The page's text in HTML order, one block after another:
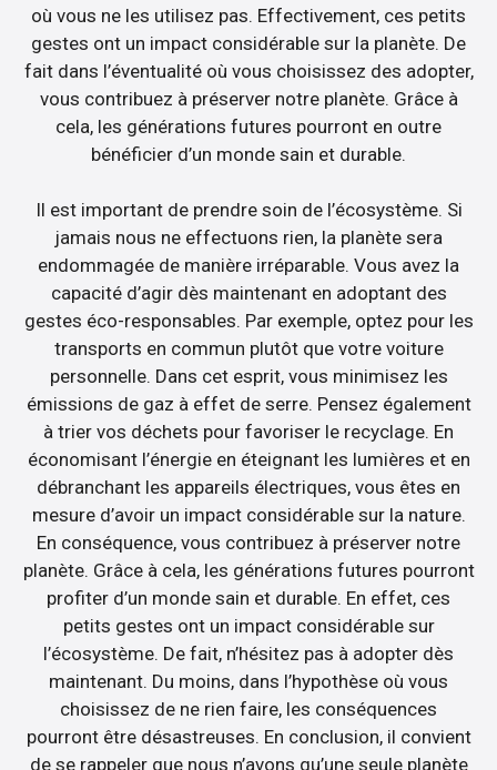
où vous ne les utilisez pas. Effectivement, ces petits
gestes ont un impact considérable sur la planète. De
fait dans l’éventualité où vous choisissez des adopter,
vous contribuez à préserver notre planète. Grâce à
cela, les générations futures pourront en outre
bénéficier d’un monde sain et durable.
Il est important de prendre soin de l’écosystème. Si
jamais nous ne effectuons rien, la planète sera
endommagée de manière irréparable. Vous avez la
capacité d’agir dès maintenant en adoptant des
gestes éco-responsables. Par exemple, optez pour les
transports en commun plutôt que votre voiture
personnelle. Dans cet esprit, vous minimisez les
émissions de gaz à effet de serre. Pensez également
à trier vos déchets pour favoriser le recyclage. En
économisant l’énergie en éteignant les lumières et en
débranchant les appareils électriques, vous êtes en
mesure d’avoir un impact considérable sur la nature.
En conséquence, vous contribuez à préserver notre
planète. Grâce à cela, les générations futures pourront
profiter d’un monde sain et durable. En effet, ces
petits gestes ont un impact considérable sur
l’écosystème. De fait, n’hésitez pas à adopter dès
maintenant. Du moins, dans l’hypothèse où vous
choisissez de ne rien faire, les conséquences
pourront être désastreuses. En conclusion, il convient
de se rappeler que nous n’avons qu’une seule planète